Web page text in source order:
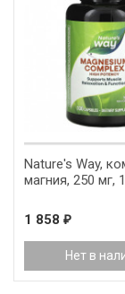
Nature's Way,
магния, 250 мг,
1 858 ₽
Нет в